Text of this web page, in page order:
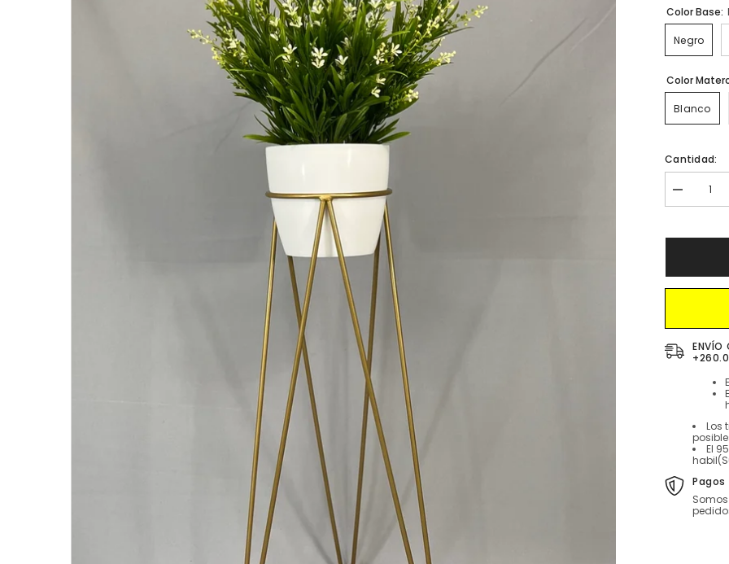
Color Base:
Negro
Color
Blanco
Cantidad:
Disminuir
cantidad
ENVÍO
Los
El
Pagos